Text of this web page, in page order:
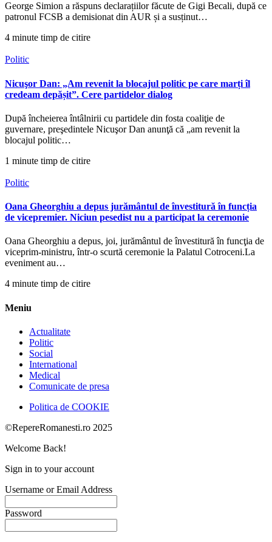
George Simion a răspuns declarațiilor făcute de Gigi Becali, după ce
patronul FCSB a demisionat din AUR și a susținut…
4 minute timp de citire
Politic
Nicuşor Dan: „Am revenit la blocajul politic pe care marți îl
credeam depășit”. Cere partidelor dialog
După încheierea întâlnirii cu partidele din fosta coaliţie de
guvernare, preşedintele Nicuşor Dan anunţă că „am revenit la
blocajul politic…
1 minute timp de citire
Politic
Oana Gheorghiu a depus jurământul de învestitură în funcția
de vicepremier. Niciun pesedist nu a participat la ceremonie
Oana Gheorghiu a depus, joi, jurământul de învestitură în funcţia de
viceprim-ministru, într-o scurtă ceremonie la Palatul Cotroceni.La
eveniment au…
4 minute timp de citire
Meniu
Actualitate
Politic
Social
International
Medical
Comunicate de presa
Politica de COOKIE
©RepereRomanesti.ro 2025
Welcome Back!
Sign in to your account
Username or Email Address
Password